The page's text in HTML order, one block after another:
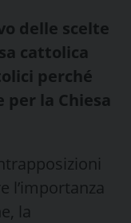
delle scelte
cattolica
perché
la Chiesa
l’importanza
la